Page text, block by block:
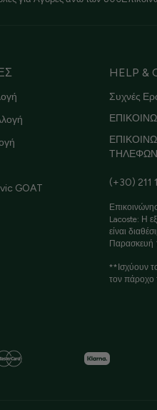
GOAT
HELP &
Συχνές
(+30) 211
Lacoste: Η
είναι
Παρασκευή
**Ισχύουν
τον πάροχο